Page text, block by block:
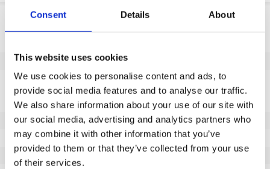
Consent Details About
This website uses cookies
We use cookies to personalise content and ads, to
provide social media features and to analyse our traffic.
We also share information about your use of our site with
our social media, advertising and analytics partners who
may combine it with other information that you’ve
provided to them or that they’ve collected from your use
of their services.
Produktinformation
EAN
Eigenschaften
Nicht markierende Lauffläche
Nein
Raddurchmesser (mm)
160
Radbreite (mm)
39
Tragfähigkeit (kg)
180